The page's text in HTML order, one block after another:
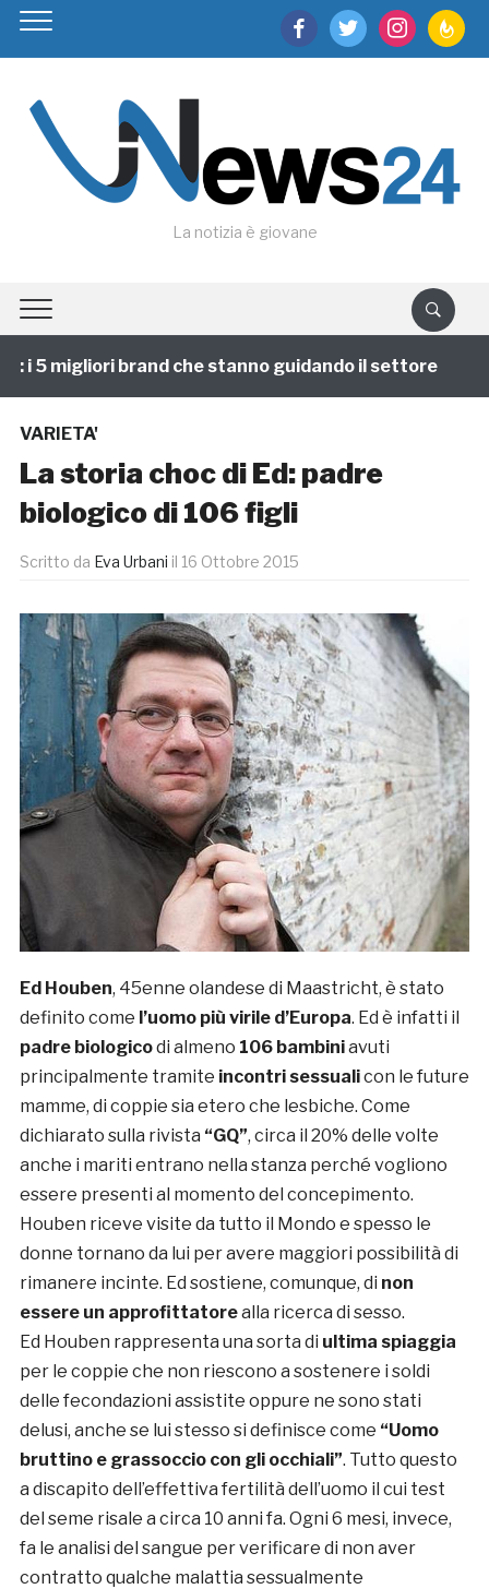
facebooktwitter instagram
La notizia è giovane
5 migliori brand che stanno guidando il settore
VARIETA'
La storia choc di Ed: padre
biologico di 106 figli
Scritto da Eva Urbani il 16 Ottobre 2015
Ed Houben, 45enne olandese di Maastricht, è stato
definito come l’uomo più virile d’Europa. Ed è infatti il
padre biologicodi almeno 106 bambiniavuti
principalmente tramite incontri sessualicon le future
mamme, di coppie sia etero che lesbiche. Come
dichiarato sulla rivista “GQ”, circa il 20% delle volte
anche i mariti entrano nella stanza perché vogliono
essere presenti al momento del concepimento.
Houben riceve visite da tutto il Mondo e spesso le
donne tornano da lui per avere maggiori possibilità di
rimanere incinte. Ed sostiene, comunque, di non
essere un approfittatorealla ricerca di sesso.
Ed Houben rappresenta una sorta di ultima spiaggia
per le coppie che non riescono a sostenere i soldi
delle fecondazioni assistite oppure ne sono stati
delusi, anche se lui stesso si definisce come “Uomo
bruttino e grassoccio con gli occhiali”. Tutto questo
a discapito dell’effettiva fertilità dell’uomo il cui test
del seme risale a circa 10 anni fa. Ogni 6 mesi, invece,
fa le analisi del sangue per verificare di non aver
contratto qualche malattia sessualmente